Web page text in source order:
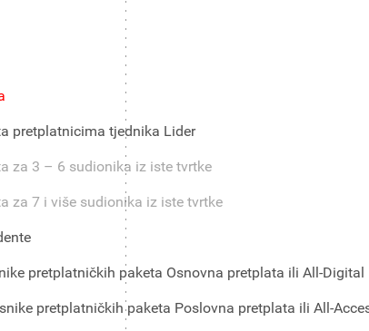
pretplatnicima tjednika Lider
za 3 – 6 sudionika iz iste tvrtke
za 7 i više sudionika iz iste tvrtke
pretplatničkih paketa Osnovna pretplata ili All-Digital
pretplatničkih paketa Poslovna pretplata ili All-